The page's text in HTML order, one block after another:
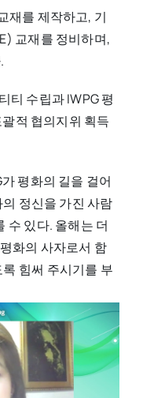
재를 제작하고, 기
교재를 정비하며,
티 수립과 IWPG 평
적 협의지위 획득
평화의 길을 걸어
정신을 가진 사람
수 있다. 올해는 더
화의 사자로서 함
힘써 주시기를 부